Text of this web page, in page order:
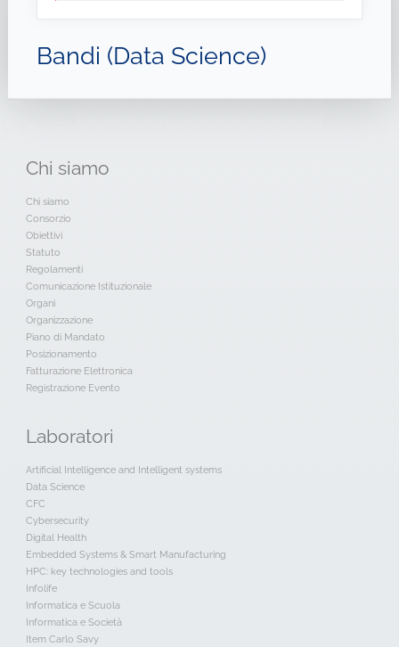
Bandi (Data Science)
Chi siamo
Chi siamo
Consorzio
Obiettivi
Statuto
Regolamenti
Comunicazione Istituzionale
Organi
Organizzazione
Piano di Mandato
Posizionamento
Fatturazione Elettronica
Registrazione Evento
Laboratori
Artificial Intelligence and Intelligent systems
Data Science
CFC
Cybersecurity
Digital Health
Embedded Systems & Smart Manufacturing
HPC: key technologies and tools
Infolife
Informatica e Scuola
Informatica e Società
Item Carlo Savy